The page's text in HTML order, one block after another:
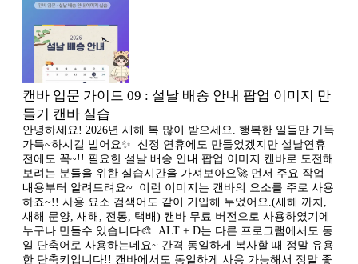
캔바 입문 가이드 09 : 설날 배송 안내 팝업 이미지 만
들기 캔바 실습
안녕하세요! 2026년 새해 복 많이 받으세요. 행복한 일들만 가득
가득~하시길 빌어요✨ ​ 신정 연휴에도 만들었겠지만 설날연휴
전에도 꼭~!! 필요한 설날 배송 안내 팝업 이미지 캔바로 도전해
보려는 분들을 위한 실습시간을 가져보아요🚀 먼저 주요 작업
내용부터 알려드려요~ ​ 이런 이미지는 캔바의 요소를 주로 사용
하죠~!! 사용 요소 검색어도 같이 기입해 두었어요.(새해 까치,
새해 문양, 새해, 전통, 택배) 캔바 무료 버전으로 사용하였기에
누구나 만들수 있습니다🎨 ​ ALT + D는 다른 프로그램에서도 동
일 단축어로 사용하는데요~ 간격 동일하게 복사할 때 정말 유용
한 단축키입니다!! 캔바에서도 동일하게 사용 가능해서 정말 좋